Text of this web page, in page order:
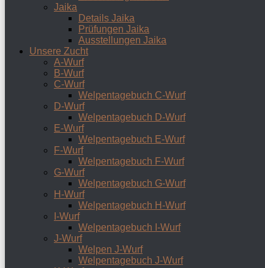
Jaika
Details Jaika
Prüfungen Jaika
Ausstellungen Jaika
Unsere Zucht
A-Wurf
B-Wurf
C-Wurf
Welpentagebuch C-Wurf
D-Wurf
Welpentagebuch D-Wurf
E-Wurf
Welpentagebuch E-Wurf
F-Wurf
Welpentagebuch F-Wurf
G-Wurf
Welpentagebuch G-Wurf
H-Wurf
Welpentagebuch H-Wurf
I-Wurf
Welpentagebuch I-Wurf
J-Wurf
Welpen J-Wurf
Welpentagebuch J-Wurf